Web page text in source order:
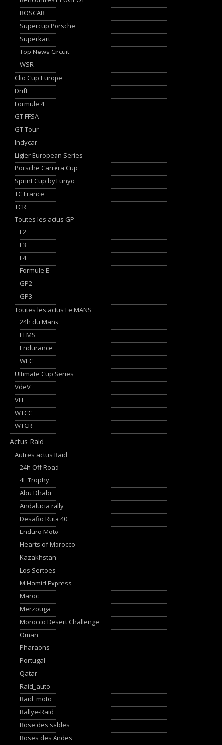
ROSCAR
Supercup Porsche
Superkart
Top News Circuit
WSR
Clio Cup Europe
Drift
Formule 4
GT FFSA
GT Tour
Indycar
Ligier European Series
Porsche Carrera Cup
Sprint Cup by Funyo
TC France
TCR
Toutes les actus GP
F2
F3
F4
Formule E
GP2
GP3
Toutes les actus Le MANS
24h du Mans
ELMS
Endurance
WEC
Ultimate Cup Series
VdeV
VH
WTCC
WTCR
Actus Raid
Autres actus Raid
24h Off Road
4L Trophy
Abu Dhabi
Andalucia rally
Desafio Ruta 40
Enduro Moto
Hearts of Morocco
Kazakhstan
Los Sertoes
M'Hamid Express
Maroc
Merzouga
Morocco Desert Challenge
Oman
Pharaons
Portugal
Qatar
Raid_auto
Raid_moto
Rallye-Raid
Rose des sables
Roses des Andes